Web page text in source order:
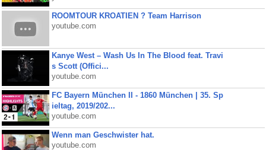
ROOMTOUR KROATIEN ? Team Harrison
youtube.com
Kanye West – Wash Us In The Blood feat. Travi
s Scott (Offici...
youtube.com
FC Bayern München II - 1860 München | 35. Sp
ieltag, 2019/202...
youtube.com
Wenn man Geschwister hat.
youtube.com